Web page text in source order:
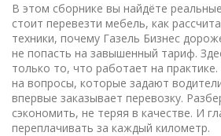
В этом сборнике вы найдёте
стоит перевезти мебель, как
техники, почему Газель Бизнес
не попасть на завышенный тариф.
только то, что работает на
на вопросы, которые задают
впервые заказывает перевозку.
сэкономить, не теряя в качестве. И
переплачивать за каждый километр.